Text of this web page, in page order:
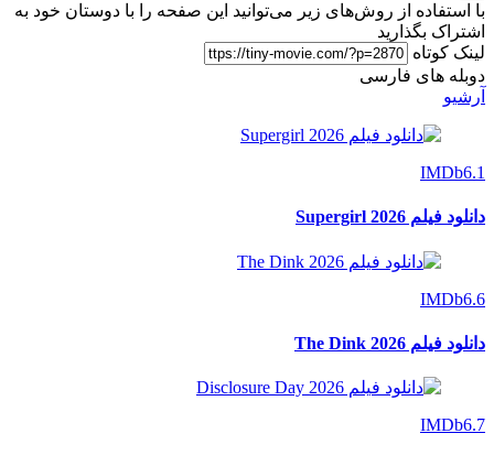
با استفاده از روش‌های زیر می‌توانید این صفحه را با دوستان خود به
اشتراک بگذارید
لینک کوتاه
دوبله های فارسی
آرشیو
IMDb6.1
دانلود فیلم Supergirl 2026
IMDb6.6
دانلود فیلم The Dink 2026
IMDb6.7